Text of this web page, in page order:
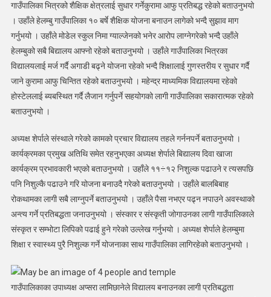
सम्पन्न
गाउँपालिका भित्रको शैक्षिक क्षेत्रलाई सुधार गर्नेकुरामा आफु प्रतिबद्ध रहेको बताउनुभयो
। उहाँले हेलम्बु गाउँपालिका १० बर्षे शैक्षिक योजना बनाउन लागेको भन्दै सुझाव माग
गर्नुभयो । उहाँले मोडेल स्कुल निमा ग्याल्जेनको भनेर आरोप लाग्नेगरेको भन्दै उहाँले
हेलम्बुको सबै बिद्यालय आफ्नो रहेको बताउनुभयो । उहाँले गाउँपालिका भित्रका
विद्यालयलाई मर्ज गर्दै अगाडी बढ्ने योजना रहेको भन्दै शिक्षालाई गुणस्तरीय र सुधार गर्दै
जाने कुरामा आफु चिन्तित रहेको बताउनुभयो । महेन्द्र माध्यमिक विद्यालयमा रहेको
होस्टेललाई ब्यबस्थित गर्दै लैजान गर्नुपर्ने सहयोगको लागी गाउँपालिका सकारात्मक रहेको
बताउनुभयो ।
अध्यक्ष शेर्पाले संस्थाले गरेको कामको प्रचार विद्यालय तहले गर्ननपर्ने बताउनुभयो ।
कार्यक्रमका प्रमुख अतिथि समेत रहनुभएका अध्यक्ष शेर्पाले बिद्यालय दिवा खाजा
कार्यक्रम प्रभावकारी भएको बताउनुभयो । उहाँले ११÷१२ निशुल्क पढाउने र त्यसपछि
पनि निशुल्कै पढाउने गरि योजना बनाउदै गरेको बताउनुभयो । उहाँले बालबिबाह
रोकथामका लागी सबै लाग्नुपर्ने बताउनुभयो । उहाँले पैसा नभएर पढ्न नपाउने अवस्थाको
अन्त्य गर्ने प्रतिबद्धता जनाउनुभयो । संस्कार र संस्कृती जोगाउनका लागी गाउँपालिकाले
संस्कृत र सम्भोटा लिपिको पढाई हुने गरेको उल्लेख गर्नुभयो । अध्यक्ष शेर्पाले हेलम्बुमा
शिक्षा र स्वास्थ्य पुरै निशुल्क गर्ने योजनाका साथ गाउँपालिका लागिरहेको बताउनुभयो ।
गाउँपालिकाका उपाध्यक्ष अप्सरा लामिछानेले विद्यालय बनाउनका लागी प्रतिबद्धता